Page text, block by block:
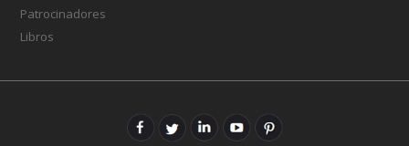
Patrocinadores
Libros